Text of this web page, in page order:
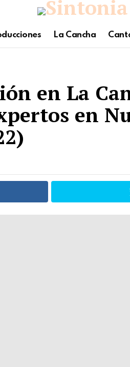
La Cancha
en La
en